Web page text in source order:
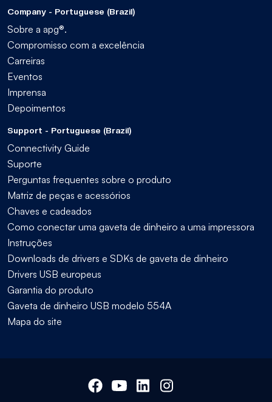
Company - Portuguese (Brazil)
Sobre a apg®.
Compromisso com a excelência
Carreiras
Eventos
Imprensa
Depoimentos
Support - Portuguese (Brazil)
Connectivity Guide
Suporte
Perguntas frequentes sobre o produto
Matriz de peças e acessórios
Chaves e cadeados
Como conectar uma gaveta de dinheiro a uma impressora
Instruções
Downloads de drivers e SDKs de gaveta de dinheiro
Drivers USB europeus
Garantia do produto
Gaveta de dinheiro USB modelo 554A
Mapa do site